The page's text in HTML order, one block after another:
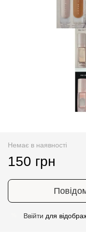
Немає в наявності
150 грн
Ввійти для